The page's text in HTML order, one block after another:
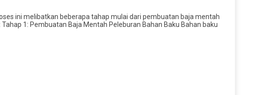
ini melibatkan beberapa tahap mulai dari pembuatan baja mentah
1: Pembuatan Baja Mentah Peleburan Bahan Baku Bahan baku